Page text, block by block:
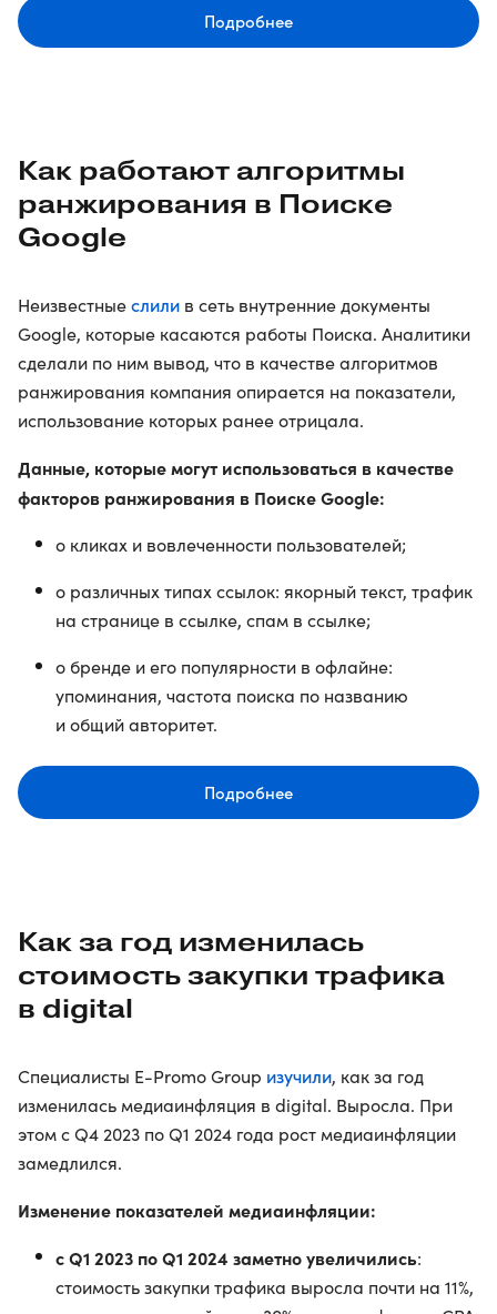
Подробнее
Как работают алгоритмы
ранжирования в Поиске
Google
Неизвестныеслили в сеть внутренние документы
Google, которые касаются работы Поиска. Аналитики
сделали по ним вывод, что в качестве алгоритмов
ранжирования компания опирается на показатели,
использование которых ранее отрицала.
Данные, которые могут использоваться в качестве
факторов ранжирования в Поиске Google:
о кликах и вовлеченности пользователей;
о различных типах ссылок: якорный текст, трафик
на странице в ссылке, спам в ссылке;
о бренде и его популярности в офлайне:
упоминания, частота поиска по названию
и общий авторитет.
Подробнее
Как за год изменилась
стоимость закупки трафика
в digital
Специалисты E-Promo Group изучили, как за год
изменилась медиаинфляция в digital. Выросла. При
этом с Q4 2023 по Q1 2024 года рост медиаинфляции
замедлился.
Изменение показателей медиаинфляции:
с Q1 2023 по Q1 2024 заметно увеличились:
стоимость закупки трафика выросла почти на 11%,